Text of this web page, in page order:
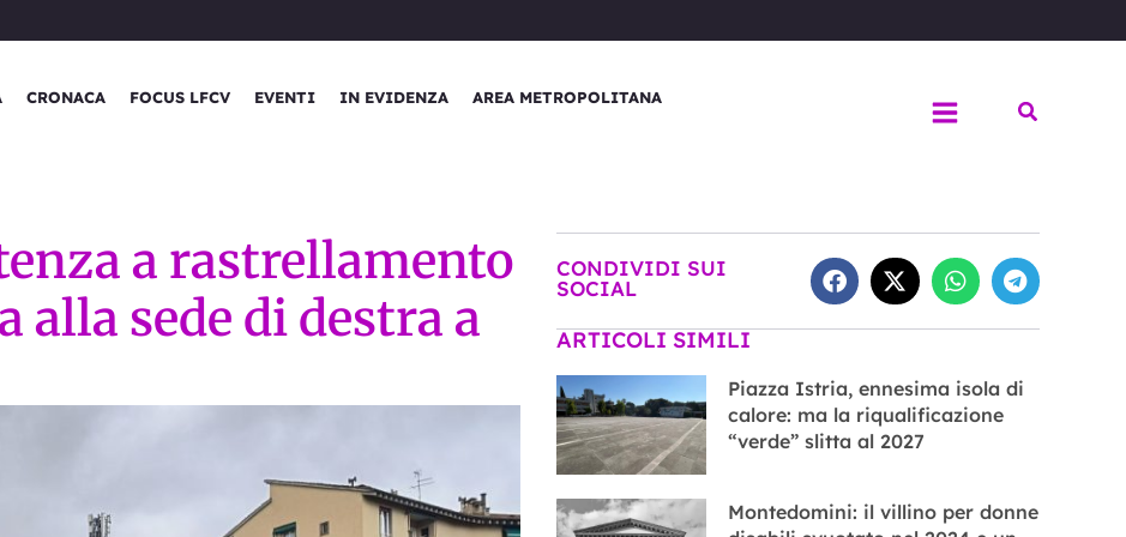
CRONACA FOCUS LFCV EVENTI IN EVIDENZA
AREA METROPOLITANA
Cerca
a rastrellamento
alla sede di destra a
CONDIVIDI SUI
SOCIAL
ARTICOLI SIMILI
Piazza Istria, ennesima isola di
calore: ma la riqualificazione
“verde” slitta al 2027
Montedomini: il villino per donne